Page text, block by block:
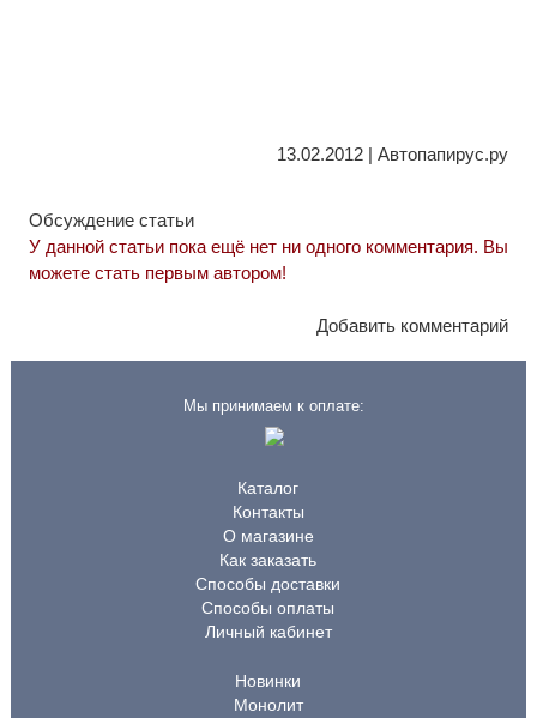
13.02.2012 | Автопапирус.ру
Обсуждение статьи
У данной статьи пока ещё нет ни одного комментария. Вы
можете стать первым автором!
Добавить комментарий
Мы принимаем к оплате:
Каталог
Контакты
О магазине
Как заказать
Способы доставки
Способы оплаты
Личный кабинет
Новинки
Монолит